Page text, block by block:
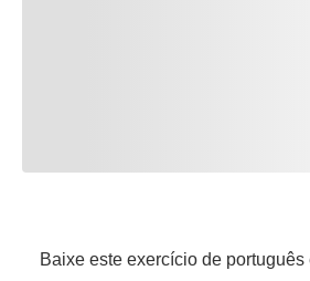
Baixe este exercício de português